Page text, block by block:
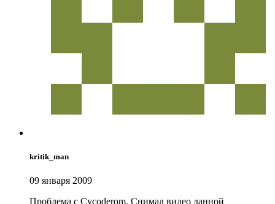
kritik_man
09 января 2009
Проблема с Cycoderom. Снимал видео данной